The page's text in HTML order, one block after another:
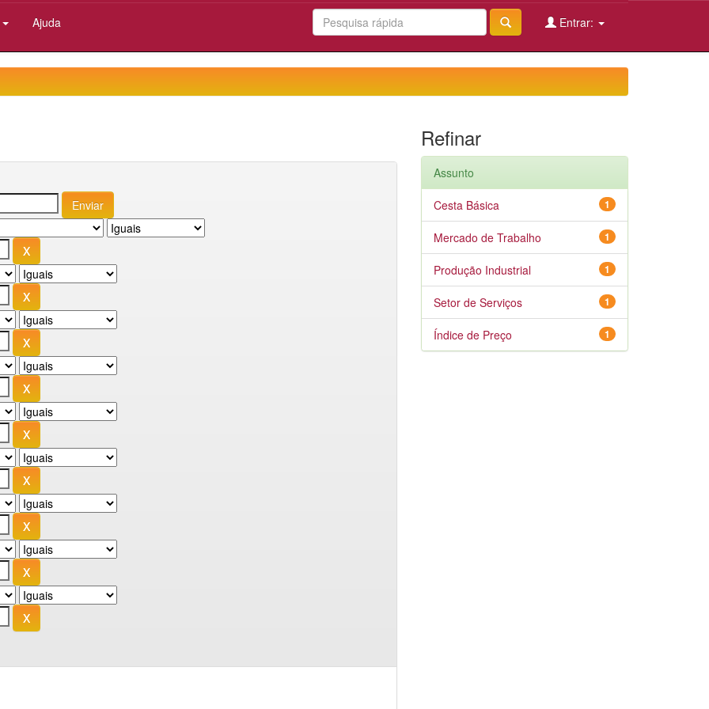
Ajuda Entrar:
Refinar
Assunto
1
Cesta Básica
1
Mercado de Trabalho
1
Produção Industrial
1
Setor de Serviços
1
Índice de Preço